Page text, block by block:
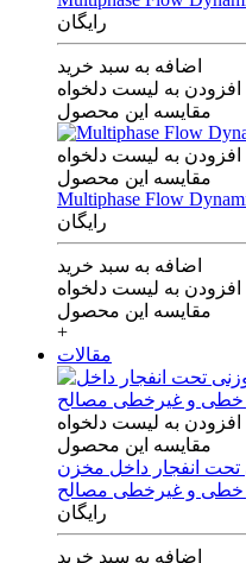
رایگان
اضافه به سبد خرید
افزودن به لیست دلخواه
مقایسه این محصول
افزودن به لیست دلخواه
مقایسه این محصول
Multiphase Flow
رایگان
اضافه به سبد خرید
افزودن به لیست دلخواه
مقایسه این محصول
+
مقالات
افزودن به لیست دلخواه
مقایسه این محصول
تحت انفجار داخل مخزن
خطی و غیرخطی مصالح
رایگان
اضافه به سبد خرید